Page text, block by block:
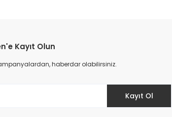
Kayıt Olun
haberdar olabilirsiniz.
Kayıt Ol